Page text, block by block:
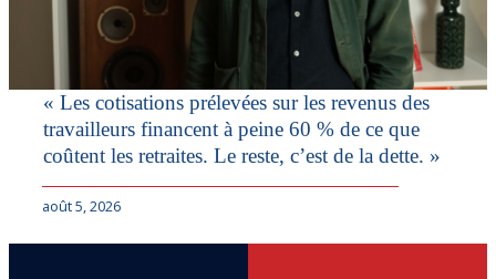
« Les cotisations prélevées sur les revenus des
travailleurs financent à peine 60 % de ce que
coûtent les retraites. Le reste, c’est de la dette. »
août 5, 2026